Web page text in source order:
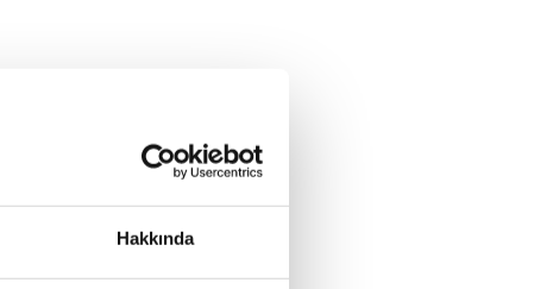
Hakkında